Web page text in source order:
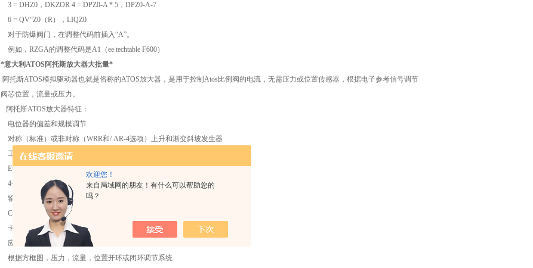
欢迎您！
来自局域网的朋友！有什么可以帮助您的
吗？
3 = DHZ0，DKZOR 4 = DPZ0-A * 5，DPZ0-A-7
6 = QV“Z0（R），LIQZ0
对于防爆阀门，在调整代码前插入“A”。
例如，RZGA的调整代码是A1（ee techtable F600）
*意大利ATOS阿托斯放大器大批量*
阿托斯ATOS模拟驱动器也就是俗称的ATOS放大器，是用于控制Atos比例阀的电流，无需压力或位置传感器，根据电子参考信号调节
阀芯位置，流量或压力。
阿托斯ATOS放大器特征：
电位器的偏差和规模调节
对称（标准）或非对称（WRR和/ AR-4选项）上升和渐变斜坡发生器
工厂预先设定
Eurocard格式（DIN 41494模块化单元）
4个内部生成的参考信号，可通过外部ON-OFF信号选择（-4./RR-4,/4R-4选项）
输入和输出线上的电子滤波器
CE标志符合EMC指令
卡的两侧带屏蔽盖，带有E faston连接器
应用：
根据方框图，压力，流量，位置开环或闭环调节系统